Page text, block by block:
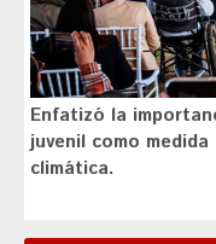
Enfatizó la
juvenil como
climática.